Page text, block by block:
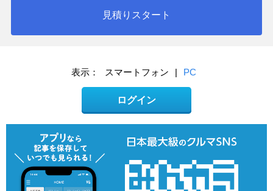
見積りスタート
表示： スマートフォン | PC
ログイン